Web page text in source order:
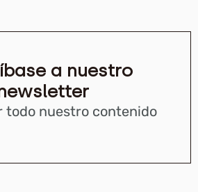
a nuestro
todo nuestro contenido